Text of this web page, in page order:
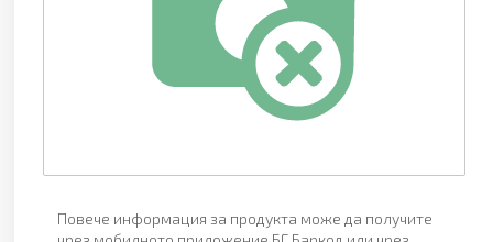
Повече информация за продукта може да получите